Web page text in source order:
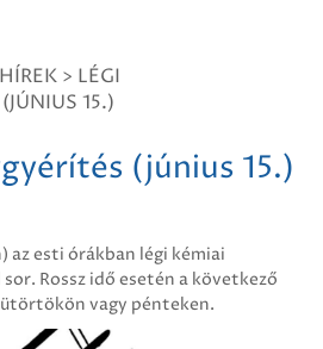
> LÉGI
15.)
(június 15.)
az esti órákban légi kémiai
Rossz idő esetén a következő
vagy pénteken.